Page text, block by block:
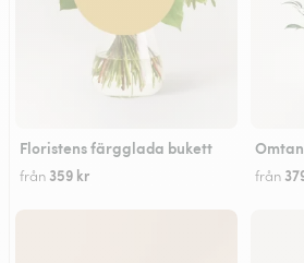
Floristens färgglada bukett
från 359 kr från